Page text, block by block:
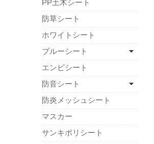
PP土木シート
防草シート
ホワイトシート
ブルーシート
エンビシート
防音シート
防炎メッシュシート
マスカー
サンキポリシート